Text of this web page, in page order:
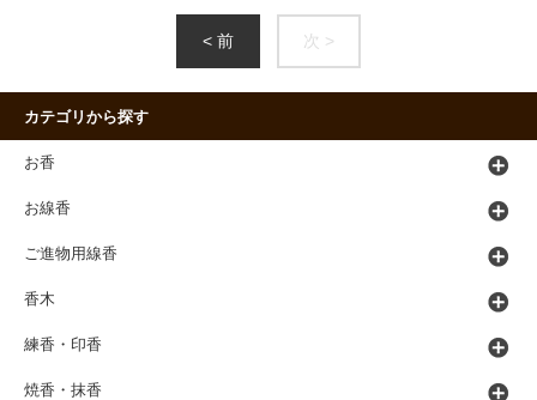
< 前 次 >
カテゴリから探す
お香
お線香
ご進物用線香
香木
練香・印香
焼香・抹香